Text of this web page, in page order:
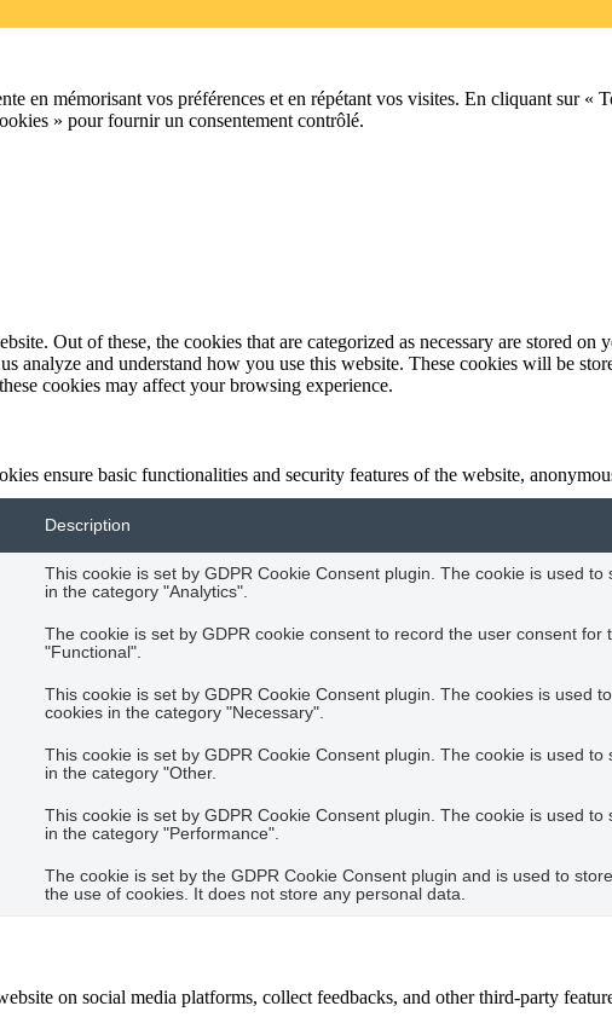
en mémorisant vos préférences et en répétant vos visites. En cliquant sur «
» pour fournir un consentement contrôlé.
Out of these, the cookies that are categorized as necessary are stored on
analyze and understand how you use this website. These cookies will be
cookies may affect your browsing experience.
ensure basic functionalities and security features of the website,
Description
This cookie is set by GDPR Cookie Consent plugin. The cookie is used
in the category "Analytics".
The cookie is set by GDPR cookie consent to record the user consent for
"Functional".
This cookie is set by GDPR Cookie Consent plugin. The cookies is used
cookies in the category "Necessary".
This cookie is set by GDPR Cookie Consent plugin. The cookie is used
in the category "Other.
This cookie is set by GDPR Cookie Consent plugin. The cookie is used
in the category "Performance".
The cookie is set by the GDPR Cookie Consent plugin and is used to
the use of cookies. It does not store any personal data.
on social media platforms, collect feedbacks, and other third-party